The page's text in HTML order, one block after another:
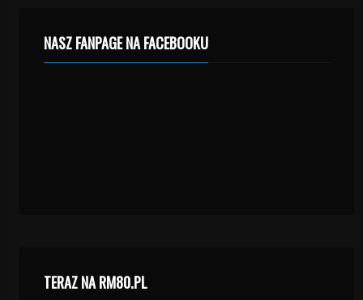
NASZ FANPAGE NA FACEBOOKU
TERAZ NA RM80.PL